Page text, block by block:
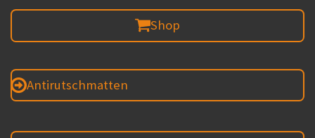
Shop
Antirutschmatten